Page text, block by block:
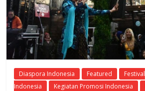
Diaspora Indonesia Featured
Festival
Indonesia
Kegiatan Promosi Indonesia